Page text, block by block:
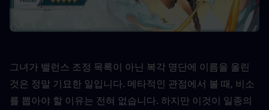
그녀가 밸런스 조정 목록이 아닌 복각 명단에 이름을 올린
것은 정말 기묘한 일입니다. 메타적인 관점에서 볼 때, 비소
를 뽑아야 할 이유는 전혀 없습니다. 하지만 이것이 일종의